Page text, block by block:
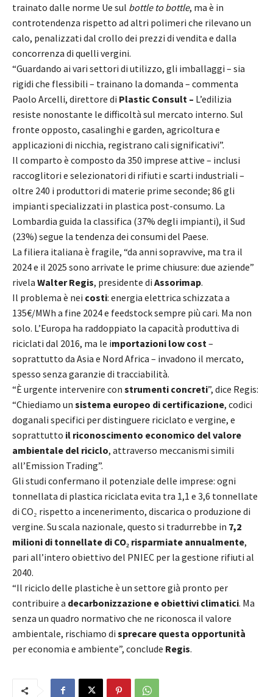
trainato dalle norme Ue sul bottle to bottle, ma è in
controtendenza rispetto ad altri polimeri che rilevano un
calo, penalizzati dal crollo dei prezzi di vendita e dalla
concorrenza di quelli vergini.
“Guardando ai vari settori di utilizzo, gli imballaggi – sia
rigidi che flessibili – trainano la domanda – commenta
Paolo Arcelli, direttore di Plastic Consult – L’edilizia
resiste nonostante le difficoltà sul mercato interno. Sul
fronte opposto, casalinghi e garden, agricoltura e
applicazioni di nicchia, registrano cali significativi”.
Il comparto è composto da 350 imprese attive – inclusi
raccoglitori e selezionatori di rifiuti e scarti industriali –
oltre 240 i produttori di materie prime seconde; 86 gli
impianti specializzati in plastica post-consumo. La
Lombardia guida la classifica (37% degli impianti), il Sud
(23%) segue la tendenza dei consumi del Paese.
La filiera italiana è fragile, “da anni sopravvive, ma tra il
2024 e il 2025 sono arrivate le prime chiusure: due aziende”
rivela Walter Regis, presidente di Assorimap.
Il problema è nei costi: energia elettrica schizzata a
135€/MWh a fine 2024 e feedstock sempre più cari. Ma non
solo. L’Europa ha raddoppiato la capacità produttiva di
riciclati dal 2016, ma le importazioni low cost –
soprattutto da Asia e Nord Africa – invadono il mercato,
spesso senza garanzie di tracciabilità.
“È urgente intervenire con strumenti concreti”, dice Regis:
“Chiediamo un sistema europeo di certificazione, codici
doganali specifici per distinguere riciclato e vergine, e
soprattutto il riconoscimento economico del valore
ambientale del riciclo, attraverso meccanismi simili
all’Emission Trading”.
Gli studi confermano il potenziale delle imprese: ogni
tonnellata di plastica riciclata evita tra 1,1 e 3,6 tonnellate
di CO₂ rispetto a incenerimento, discarica o produzione di
vergine. Su scala nazionale, questo si tradurrebbe in 7,2
milioni di tonnellate di CO₂ risparmiate annualmente,
pari all’intero obiettivo del PNIEC per la gestione rifiuti al
2040.
“Il riciclo delle plastiche è un settore già pronto per
contribuire a decarbonizzazione e obiettivi climatici. Ma
senza un quadro normativo che ne riconosca il valore
ambientale, rischiamo di sprecare questa opportunità
per economia e ambiente”, conclude Regis.